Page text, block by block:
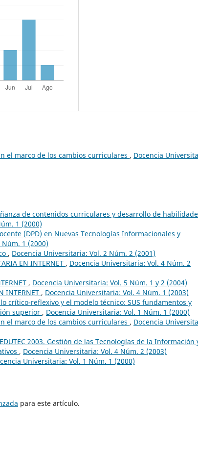
el marco de los cambios curriculares , Docencia
de contenidos curriculares y desarrollo de
1 (2000)
(DPD) en Nuevas Tecnologías Informacionales y
1 (2000)
, Docencia Universitaria: Vol. 2 Núm. 2 (2001)
EN INTERNET , Docencia Universitaria: Vol. 4 Núm. 2
, Docencia Universitaria: Vol. 5 Núm. 1 y 2 (2004)
INTERNET , Docencia Universitaria: Vol. 4 Núm. 1 (2003)
crítico-reflexivo y el modelo técnico: SUS fundamentos y
superior , Docencia Universitaria: Vol. 1 Núm. 1 (2000)
el marco de los cambios curriculares , Docencia
2003. Gestión de las Tecnologías de la Información
, Docencia Universitaria: Vol. 4 Núm. 2 (2003)
Universitaria: Vol. 1 Núm. 1 (2000)
para este artículo.